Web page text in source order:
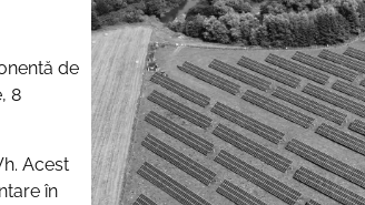
de
8
Acest
în